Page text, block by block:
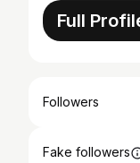
Full
Followers
Fake followers